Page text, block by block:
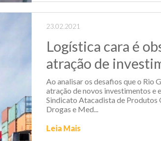
23.02.2021
Logística cara é
atração de
Ao analisar os desafios que o Rio
atração de novos investimentos e
Sindicato Atacadista de Produtos
Drogas e Med...
Leia Mais